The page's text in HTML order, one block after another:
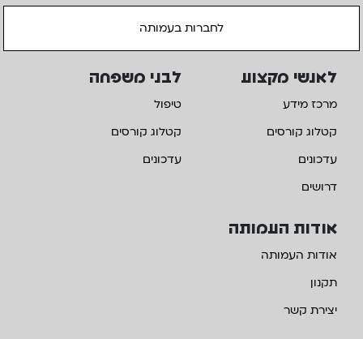
לחברות בעמותה
אודות העמותה
אודות העמותה
תקנון
יצירת קשר
לאנשי מקצוע
מרכז מידע
קטלוג קורסים
עדכונים
דרושים
לבני משפחה
טיפול
קטלוג קורסים
עדכונים